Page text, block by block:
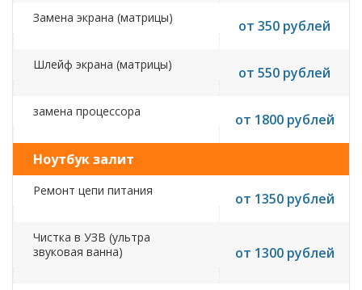
Замена экрана (матрицы) от 350 рублей
Шлейф экрана (матрицы) от 550 рублей
замена процессора от 1800 рублей
Ноутбук залит
Ремонт цепи питания от 1350 рублей
Чистка в УЗВ (ультра
звуковая ванна)
от 1300 рублей